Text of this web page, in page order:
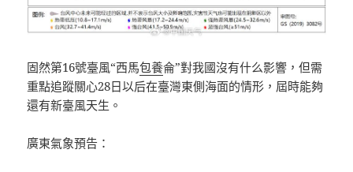
固然第16號臺風“西馬包養侖”對我國沒有什么影響，但需
重點追蹤關心28日以后在臺灣東側海面的情形，屆時能夠
還有新臺風天生。
廣東氣象預告：